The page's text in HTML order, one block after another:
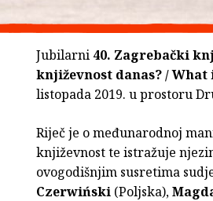
Jubilarni 40. Zagrebački
književnost danas? /
listopada 2019. u prostoru
Riječ je o međunarodnoj
književnost te istražuje
ovogodišnjim susretima
Czerwiński (Poljska),